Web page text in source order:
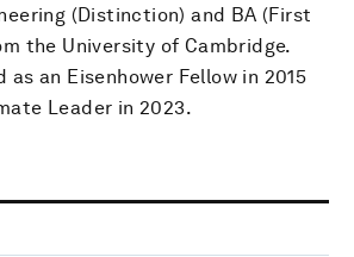
(Distinction) and BA (First
the University of Cambridge.
as an Eisenhower Fellow in 2015
Leader in 2023.